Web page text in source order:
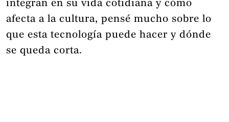
integran en su vida cotidiana y cómo
afecta a la cultura, pensé mucho sobre lo
que esta tecnología puede hacer y dónde
se queda corta.